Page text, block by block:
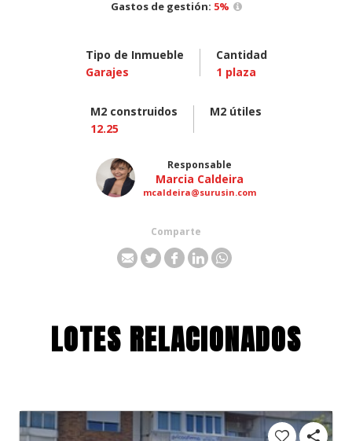
Gastos de gestión: 5%
Tipo de Inmueble
Garajes
Cantidad
1 plaza
M2 construidos
12.25
M2 útiles
Responsable
Marcia Caldeira
mcaldeira@surusin.com
Comparte
LOTES RELACIONADOS